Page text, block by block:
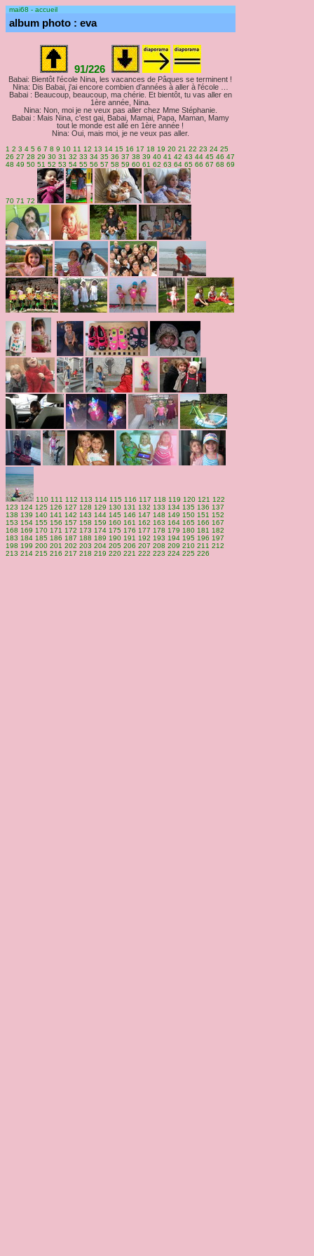
mai68 - accueil
album photo : eva
91/226
Babai: Bientôt l'école Nina, les vacances de Pâques se terminent !
Nina: Dis Babai, j'ai encore combien d'années à aller à l'école …
Babai : Beaucoup, beaucoup, ma chérie. Et bientôt, tu vas aller en
1ère année, Nina.
Nina: Non, moi je ne veux pas aller chez Mme Stéphanie.
Babai : Mais Nina, c'est gai, Babai, Mamai, Papa, Maman, Mamy
tout le monde est allé en 1ère année !
Nina: Oui, mais moi, je ne veux pas aller.
1 2 3 4 5 6 7 8 9 10 11 12 13 14 15 16 17 18 19 20 21 22 23 24 25
26 27 28 29 30 31 32 33 34 35 36 37 38 39 40 41 42 43 44 45 46 47
48 49 50 51 52 53 54 55 56 57 58 59 60 61 62 63 64 65 66 67 68 69
70 71 72
110 111 112 113 114 115 116 117 118 119 120 121 122
123 124 125 126 127 128 129 130 131 132 133 134 135 136 137
138 139 140 141 142 143 144 145 146 147 148 149 150 151 152
153 154 155 156 157 158 159 160 161 162 163 164 165 166 167
168 169 170 171 172 173 174 175 176 177 178 179 180 181 182
183 184 185 186 187 188 189 190 191 192 193 194 195 196 197
198 199 200 201 202 203 204 205 206 207 208 209 210 211 212
213 214 215 216 217 218 219 220 221 222 223 224 225 226